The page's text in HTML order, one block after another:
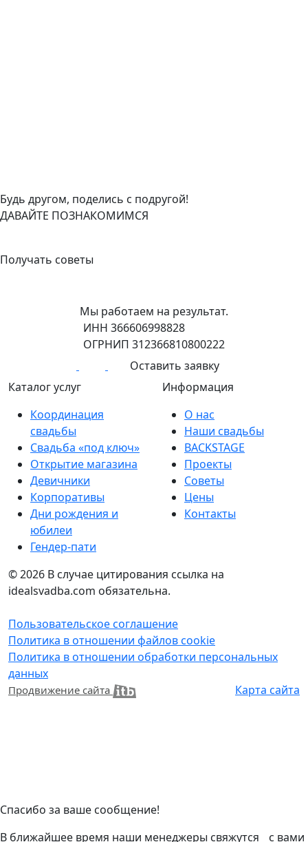
Будь другом, поделись с подругой!
ДАВАЙТЕ ПОЗНАКОМИМСЯ
Получать советы
Мы работаем на результат.
ИНН 366606998828
ОГРНИП 312366810800222
Оставить заявку
Каталог услуг
Координация
свадьбы
Свадьба «под ключ»
Открытие магазина
Девичники
Корпоративы
Дни рождения и
юбилеи
Гендер-пати
Информация
О нас
Наши свадьбы
BACKSTAGE
Проекты
Советы
Цены
Контакты
© 2026 В случае цитирования ссылка на
idealsvadba.com обязательна.
Пользовательское соглашение
Политика в отношении файлов cookie
Политика в отношении обработки персональных
данных
Продвижение сайта Карта сайта
Спасибо за ваше сообщение!
В ближайшее время наши менеджеры свяжутся с вами